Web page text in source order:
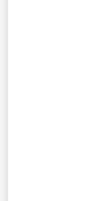
Si vous oubliez
POUR CENT
Si vous arrêtez
POUR CENT
Si vous avez
l’utilisation de ce
plus
4. QUELS SONT
INDESIRABLES
Comme tous les
médicament peut
indésirables,